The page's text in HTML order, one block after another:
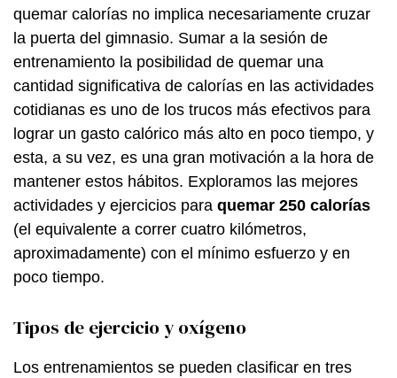
quemar calorías no implica necesariamente cruzar
la puerta del gimnasio. Sumar a la sesión de
entrenamiento la posibilidad de quemar una
cantidad significativa de calorías en las actividades
cotidianas es uno de los trucos más efectivos para
lograr un gasto calórico más alto en poco tiempo, y
esta, a su vez, es una gran motivación a la hora de
mantener estos hábitos. Exploramos las mejores
actividades y ejercicios para quemar 250 calorías
(el equivalente a correr cuatro kilómetros,
aproximadamente) con el mínimo esfuerzo y en
poco tiempo.
Tipos de ejercicio y oxígeno
Los entrenamientos se pueden clasificar en tres